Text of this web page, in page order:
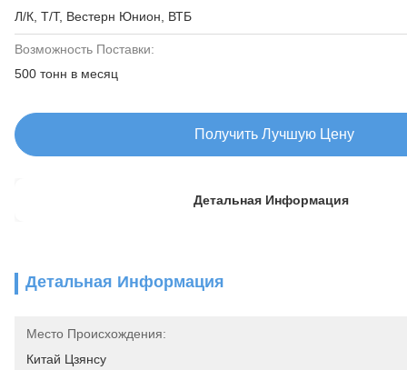
Л/К, Т/Т, Вестерн Юнион, ВТБ
Возможность Поставки:
500 тонн в месяц
Получить Лучшую Цену
Детальная Информация
Детальная Информация
Место Происхождения:
Китай Цзянсу